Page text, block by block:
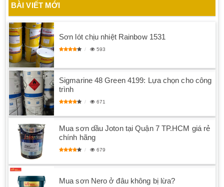
BÀI VIẾT MỚI
Sơn lót chịu nhiệt Rainbow 1531
593
Sigmarine 48 Green 4199: Lựa chọn cho công
trình
671
Mua sơn dầu Joton tại Quận 7 TP.HCM giá rẻ
chính hãng
679
Mua sơn Nero ở đâu không bị lừa?